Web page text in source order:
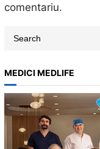
comentariu.
r
c
h
MEDICI MEDLIFE